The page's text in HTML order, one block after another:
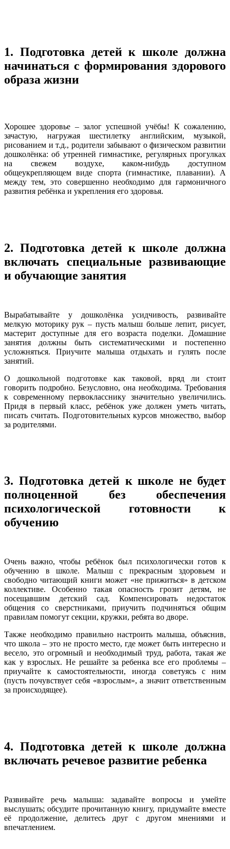
1. Подготовка детей к школе должна
начинаться с формирования здорового
образа жизни
Хорошее здоровье – залог успешной учёбы! К сожалению,
зачастую, нагружая шестилетку английским, музыкой,
рисованием и т.д., родители забывают о физическом развитии
дошколёнка: об утренней гимнастике, регулярных прогулках
на свежем воздухе, каком-нибудь доступном
общеукрепляющем виде спорта (гимнастике, плавании). А
между тем, это совершенно необходимо для гармоничного
развития ребёнка и укрепления его здоровья.
2. Подготовка детей к школе должна
включать специальные развивающие
и обучающие занятия
Вырабатывайте у дошколёнка усидчивость, развивайте
мелкую моторику рук – пусть малыш больше лепит, рисует,
мастерит доступные для его возраста поделки. Домашние
занятия должны быть систематическими и постепенно
усложняться. Приучите малыша отдыхать и гулять после
занятий.
О дошкольной подготовке как таковой, вряд ли стоит
говорить подробно. Безусловно, она необходима. Требования
к современному первокласснику значительно увеличились.
Придя в первый класс, ребёнок уже должен уметь читать,
писать считать. Подготовительных курсов множество, выбор
за родителями.
3. Подготовка детей к школе не будет
полноценной без обеспечения
психологической готовности к
обучению
Очень важно, чтобы ребёнок был психологически готов к
обучению в школе. Малыш с прекрасным здоровьем и
свободно читающий книги может «не прижиться» в детском
коллективе. Особенно такая опасность грозит детям, не
посещавшим детский сад. Компенсировать недостаток
общения со сверстниками, приучить подчиняться общим
правилам помогут секции, кружки, ребята во дворе.
Также необходимо правильно настроить малыша, объяснив,
что школа – это не просто место, где может быть интересно и
весело, это огромный и необходимый труд, работа, такая же
как у взрослых. Не решайте за ребенка все его проблемы –
приучайте к самостоятельности, иногда советуясь с ним
(пусть почувствует себя «взрослым», а значит ответственным
за происходящее).
4. Подготовка детей к школе должна
включать речевое развитие ребенка
Развивайте речь малыша: задавайте вопросы и умейте
выслушать; обсудите прочитанную книгу, придумайте вместе
её продолжение, делитесь друг с другом мнениями и
впечатлением.